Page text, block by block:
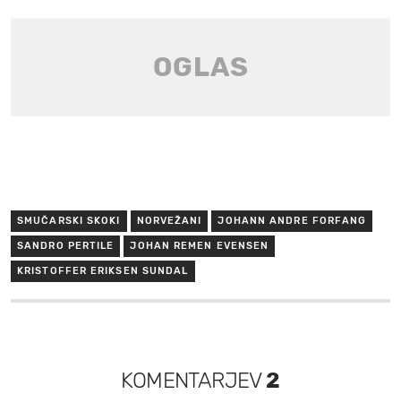
SMUČARSKI SKOKI NORVEŽANI JOHANN ANDRE FORFANG
SANDRO PERTILE JOHAN REMEN EVENSEN
KRISTOFFER ERIKSEN SUNDAL
KOMENTARJEV2